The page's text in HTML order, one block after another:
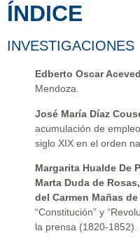
ÍNDICE
INVESTIGACIONES
Edberto Oscar
Mendoza.
José María Díaz
acumulación de
siglo XIX en el orden
Margarita Hualde De
Marta Duda de
del Carmen Mañas
“Constitución” y
la prensa (1820-1852).